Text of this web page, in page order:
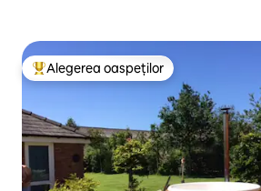
Locuință din topul categoriei
Alegerea oaspeților